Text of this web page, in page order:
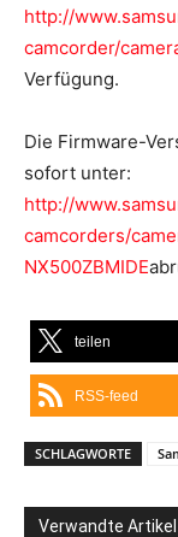
http://
camcorder/
Verfügung.
Die Firmware-
sofort unter:
http://
camcorders/
NX500ZBMIDE
teilen
RSS-feed
SCHLAGWORTE
Verwandte Artikel